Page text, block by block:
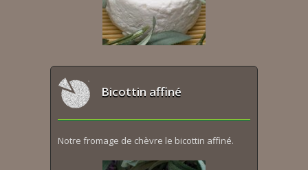
Bicottin affiné
Notre fromage de chèvre le bicottin affiné.